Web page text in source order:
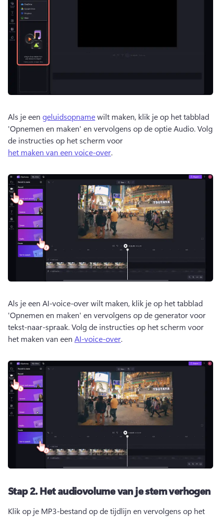
Als je een geluidsopname wilt maken, klik je op het tabblad
'Opnemen en maken' en vervolgens op de optie Audio. Volg
de instructies op het scherm voor
het maken van een voice-over.
Als je een ​​AI-voice-over wilt maken, klik je op het tabblad
'Opnemen en maken' en vervolgens op de generator voor
tekst-naar-spraak. Volg de instructies op het scherm voor
het maken van een AI-voice-over.
Stap 2.Het audiovolume van je stem verhogen
Klik op je MP3-bestand op de tijdlijn en vervolgens op het